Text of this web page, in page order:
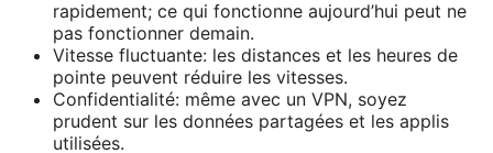
rapidement; ce qui fonctionne aujourd’hui peut ne
pas fonctionner demain.
Vitesse fluctuante: les distances et les heures de
pointe peuvent réduire les vitesses.
Confidentialité: même avec un VPN, soyez
prudent sur les données partagées et les applis
utilisées.